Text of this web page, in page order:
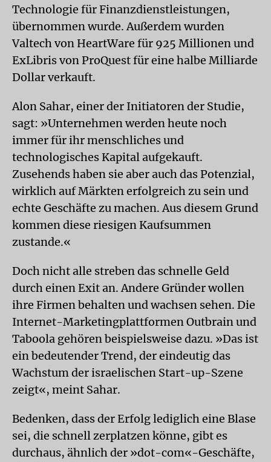
Technologie für Finanzdienstleistungen,
übernommen wurde. Außerdem wurden
Valtech von HeartWare für 925 Millionen und
ExLibris von ProQuest für eine halbe Milliarde
Dollar verkauft.
Alon Sahar, einer der Initiatoren der Studie,
sagt: »Unternehmen werden heute noch
immer für ihr menschliches und
technologisches Kapital aufgekauft.
Zusehends haben sie aber auch das Potenzial,
wirklich auf Märkten erfolgreich zu sein und
echte Geschäfte zu machen. Aus diesem Grund
kommen diese riesigen Kaufsummen
zustande.«
Doch nicht alle streben das schnelle Geld
durch einen Exit an. Andere Gründer wollen
ihre Firmen behalten und wachsen sehen. Die
Internet-Marketingplattformen Outbrain und
Taboola gehören beispielsweise dazu. »Das ist
ein bedeutender Trend, der eindeutig das
Wachstum der israelischen Start-up-Szene
zeigt«, meint Sahar.
Bedenken, dass der Erfolg lediglich eine Blase
sei, die schnell zerplatzen könne, gibt es
durchaus, ähnlich der »dot-com«-Geschäfte,